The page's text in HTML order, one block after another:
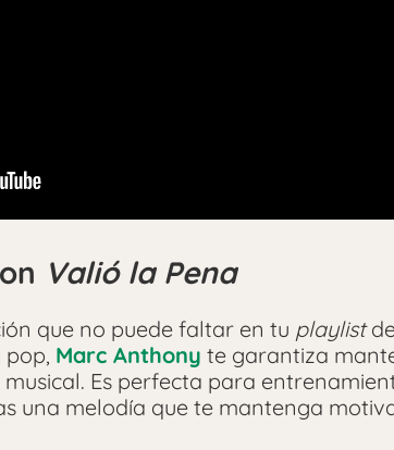
Valió la Pena
que no puede faltar en tu playlist
pop, Marc Anthony te garantiza
Es perfecta para
una melodía que te mantenga